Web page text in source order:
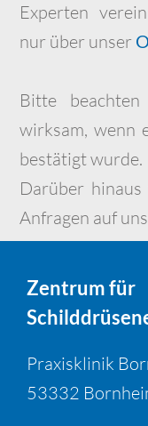
Experten
nur über unser
Bitte
wirksam, wenn
bestätigt wurde.
Darüber
Anfragen auf
Zentrum für
Praxisklinik
53332